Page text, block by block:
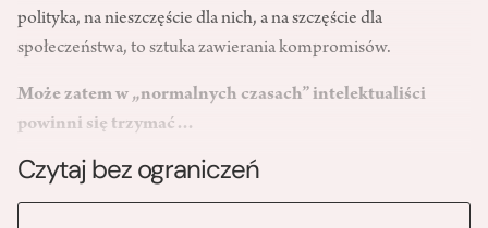
polityka, na nieszczęście dla nich, a na szczęście dla
społeczeństwa, to sztuka zawierania kompromisów.
Może zatem w „normalnych czasach” intelektualiści
powinni się trzymać…
Czytaj bez ograniczeń